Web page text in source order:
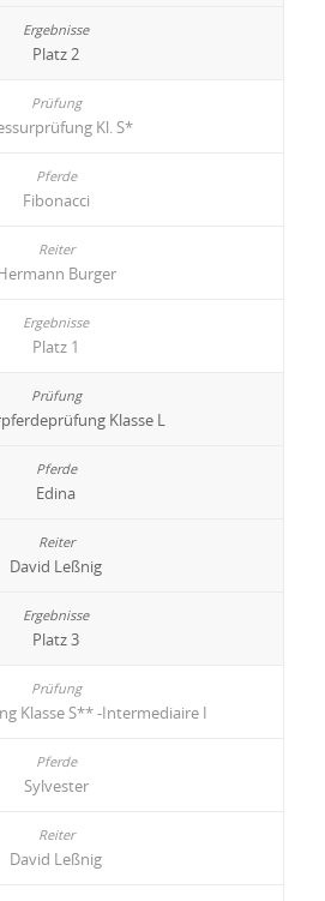
Platz 2
Kl. S*
Fibonacci
Hermann Burger
Platz 1
Klasse L
Edina
David Leßnig
Platz 3
Klasse S** -Intermediaire I
Sylvester
David Leßnig